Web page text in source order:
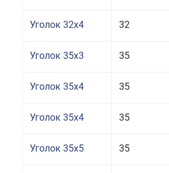
Уголок 32x4 32
Уголок 35x3 35
Уголок 35x4 35
Уголок 35x4 35
Уголок 35x5 35